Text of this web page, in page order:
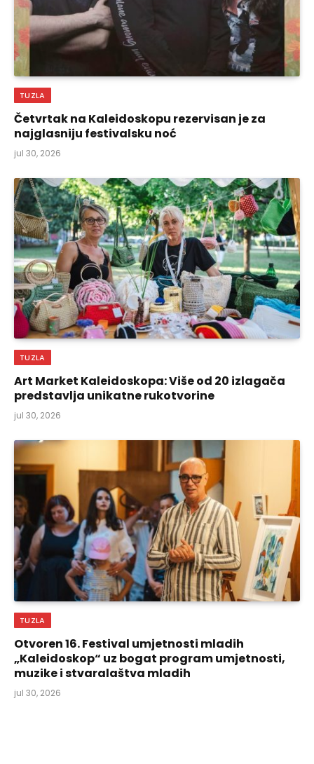
TUZLA
Četvrtak na Kaleidoskopu rezervisan je za
najglasniju festivalsku noć
jul 30, 2026
TUZLA
Art Market Kaleidoskopa: Više od 20 izlagača
predstavlja unikatne rukotvorine
jul 30, 2026
TUZLA
Otvoren 16. Festival umjetnosti mladih
„Kaleidoskop“ uz bogat program umjetnosti,
muzike i stvaralaštva mladih
jul 30, 2026